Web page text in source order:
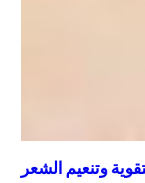
وتنعيم الشعر